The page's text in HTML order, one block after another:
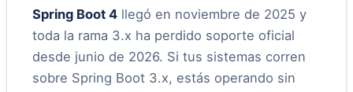
Spring Boot 4 llegó en noviembre de 2025 y
toda la rama 3.x ha perdido soporte oficial
desde junio de 2026. Si tus sistemas corren
sobre Spring Boot 3.x, estás operando sin